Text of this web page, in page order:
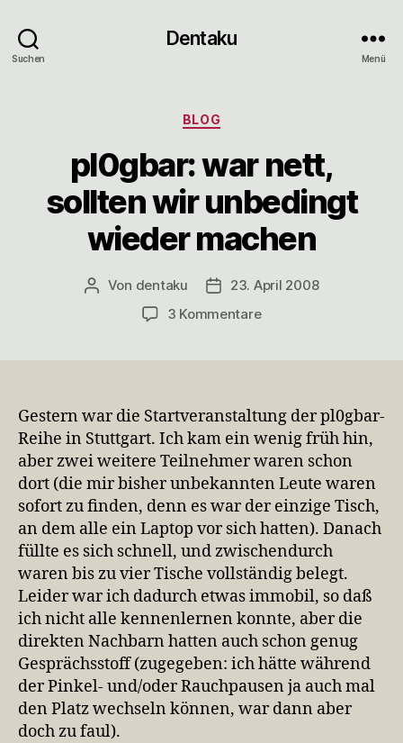
Suchen
Dentaku
Menü
Kategorien
BLOG
pl0gbar: war nett,
sollten wir unbedingt
wieder machen
Beitragsautor
Von dentaku Veröffentlichungsdatum
23. April 2008
3 Kommentarezu
wir
unbedingt
wieder
machen
Gestern war die Startveranstaltung der pl0gbar-
Reihe in Stuttgart. Ich kam ein wenig früh hin,
aber zwei weitere Teilnehmer waren schon
dort (die mir bisher unbekannten Leute waren
sofort zu finden, denn es war der einzige Tisch,
an dem alle ein Laptop vor sich hatten). Danach
füllte es sich schnell, und zwischendurch
waren bis zu vier Tische vollständig belegt.
Leider war ich dadurch etwas immobil, so daß
ich nicht alle kennenlernen konnte, aber die
direkten Nachbarn hatten auch schon genug
Gesprächsstoff (zugegeben: ich hätte während
der Pinkel- und/oder Rauchpausen ja auch mal
den Platz wechseln können, war dann aber
doch zu faul).